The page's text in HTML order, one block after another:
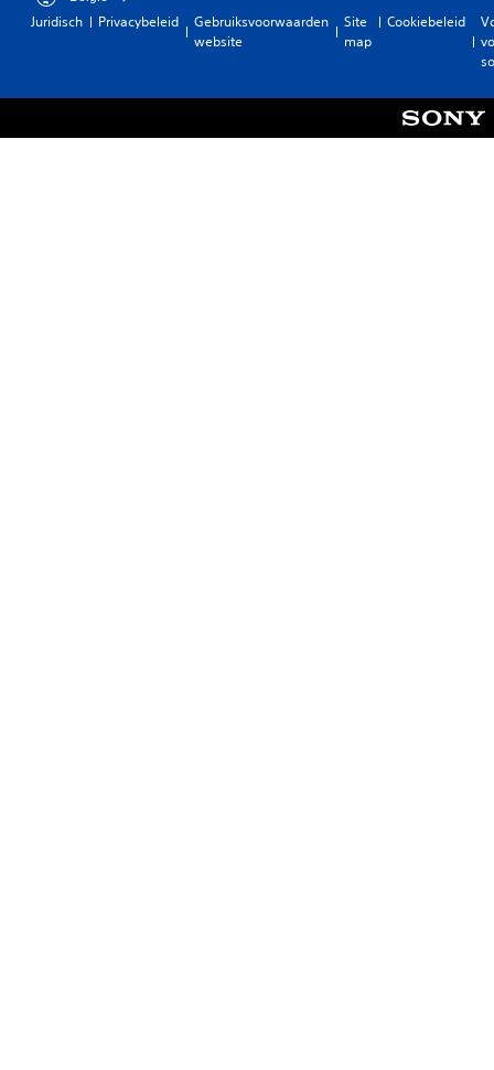
Juridisch Privacybeleid
Gebruiksvoorwaarden
website
Site
map
Cookiebeleid